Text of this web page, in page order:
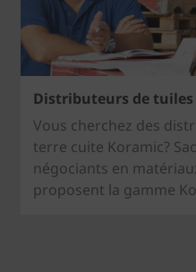
Distributeurs de tuiles
Vous cherchez des
terre cuite Koramic?
négociants en
proposent la gamme